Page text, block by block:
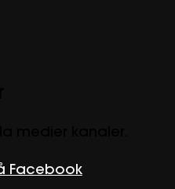
Facebook